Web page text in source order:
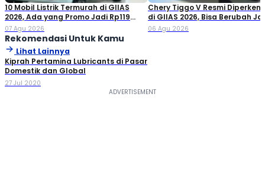
10 Mobil Listrik Termurah di GIIAS
2026, Ada yang Promo Jadi Rp119
Jutaan!
07 Agu 2026
Chery Tiggo V Resmi
di GIIAS 2026, Bisa Berubah
Double Cabin
06 Agu 2026
Rekomendasi Untuk Kamu
Lihat Lainnya
Kiprah Pertamina Lubricants di Pasar
Domestik dan Global
27 Jul 2020